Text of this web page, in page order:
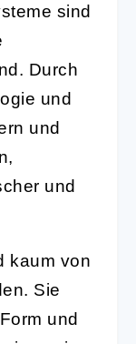
sind
Durch
und
und
und
kaum von
Sie
und